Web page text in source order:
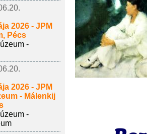
2026 - JPM
Pécs
-
2026 - JPM
- Málenkij
-